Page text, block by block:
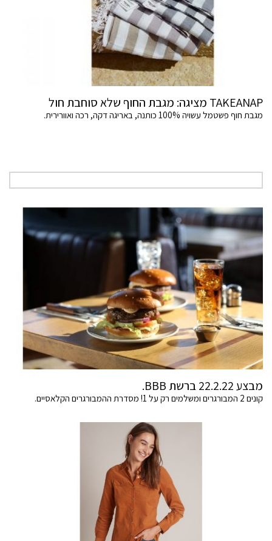
TAKEANAP מציגה: מגבת החוף שלא סוחבת חול
מגבת חוף פשטמל עשויה 100% כותנה, באריגה דקה, רכה ואוורירית.
מבצע 22.2.22 ברשת BBB.
קונים 2 המבורגרים ומשלמים רק על 1! מסדרת ההמבורגרים הקלאסיים.